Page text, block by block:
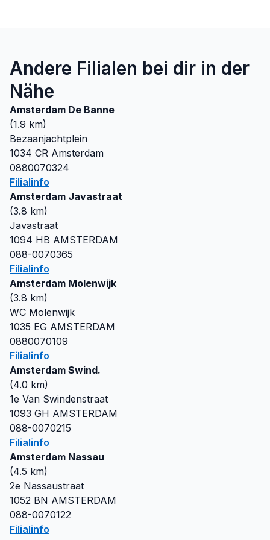
Andere Filialen bei dir in der
Nähe
Amsterdam De Banne
(1.9 km)
Bezaanjachtplein
1034 CR Amsterdam
0880070324
Filialinfo
Amsterdam Javastraat
(3.8 km)
Javastraat
1094 HB AMSTERDAM
088-0070365
Filialinfo
Amsterdam Molenwijk
(3.8 km)
WC Molenwijk
1035 EG AMSTERDAM
0880070109
Filialinfo
Amsterdam Swind.
(4.0 km)
1e Van Swindenstraat
1093 GH AMSTERDAM
088-0070215
Filialinfo
Amsterdam Nassau
(4.5 km)
2e Nassaustraat
1052 BN AMSTERDAM
088-0070122
Filialinfo